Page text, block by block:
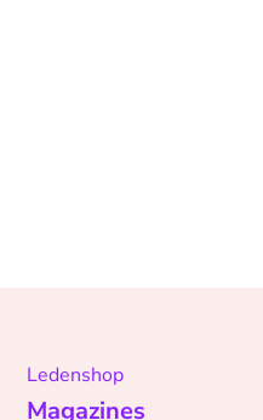
Ledenshop
Magazines